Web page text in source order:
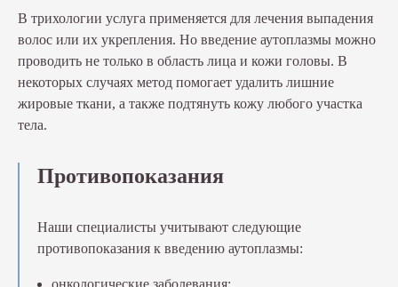
В трихологии услуга применяется для лечения выпадения
волос или их укрепления. Но введение аутоплазмы можно
проводить не только в область лица и кожи головы. В
некоторых случаях метод помогает удалить лишние
жировые ткани, а также подтянуть кожу любого участка
тела.
Противопоказания
Наши специалисты учитывают следующие
противопоказания к введению аутоплазмы:
онкологические заболевания;